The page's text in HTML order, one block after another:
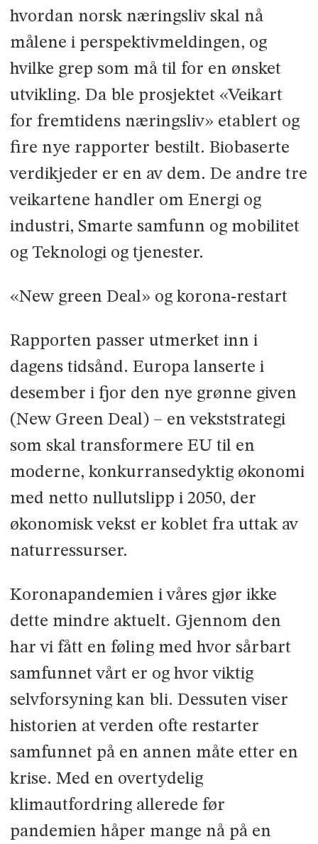
hvordan norsk næringsliv skal nå
målene i perspektivmeldingen, og
hvilke grep som må til for en ønsket
utvikling. Da ble prosjektet «Veikart
for fremtidens næringsliv» etablert og
fire nye rapporter bestilt. Biobaserte
verdikjeder er en av dem. De andre tre
veikartene handler om Energi og
industri, Smarte samfunn og mobilitet
og Teknologi og tjenester.
«New green Deal» og korona-restart
Rapporten passer utmerket inn i
dagens tidsånd. Europa lanserte i
desember i fjor den nye grønne given
(New Green Deal) – en vekststrategi
som skal transformere EU til en
moderne, konkurransedyktig økonomi
med netto nullutslipp i 2050, der
økonomisk vekst er koblet fra uttak av
naturressurser.
Koronapandemien i våres gjør ikke
dette mindre aktuelt. Gjennom den
har vi fått en føling med hvor sårbart
samfunnet vårt er og hvor viktig
selvforsyning kan bli. Dessuten viser
historien at verden ofte restarter
samfunnet på en annen måte etter en
krise. Med en overtydelig
klimautfordring allerede før
pandemien håper mange nå på en